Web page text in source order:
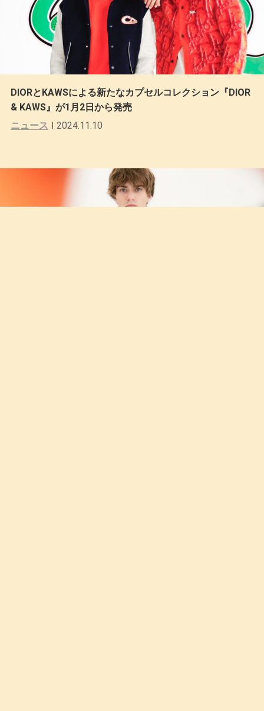
DIORとKAWSによる新たなカプセルコレクション『DIOR
& KAWS』が1月2日から発売
ニュース
2024.11.10